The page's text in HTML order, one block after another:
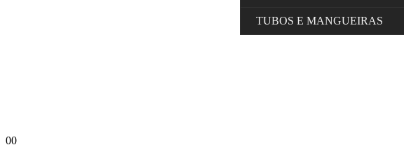
TUBOS E MANGUEIRAS
00